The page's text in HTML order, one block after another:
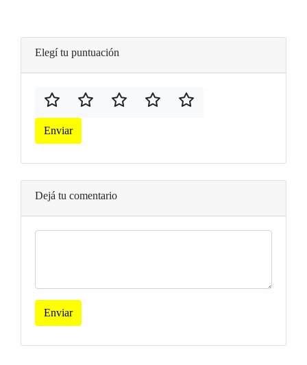
Elegí tu puntuación
Enviar
Dejá tu comentario
Enviar